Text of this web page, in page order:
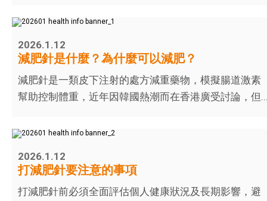
2026.1.12
減肥針是什麼？為什麼可以減肥？
減肥針是一類皮下注射的處方減重藥物，模擬腸道激素
幫助控制體重，近年因韓國熱潮而在香港廣受討論，但
2026.1.12
打減肥針要注意的事項
打減肥針前必須全面評估個人健康狀況及長期影響，避